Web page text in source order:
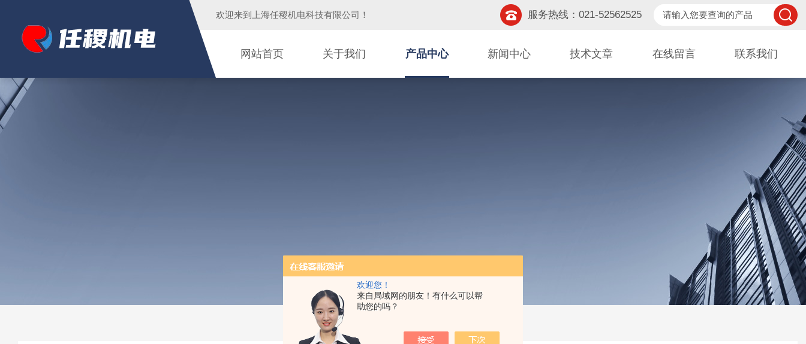
欢迎您！
来自局域网的朋友！有什么可以帮
助您的吗？
欢迎来到 上海任稷机电科技有限公司 ！ 服务热线：021-52562525
网站首页 关于我们 产品中心 新闻中心 技术文章 在线留言 联系我们